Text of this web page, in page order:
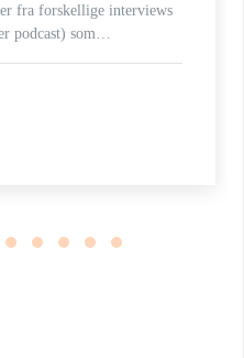
fra forskellige interviews
podcast) som…